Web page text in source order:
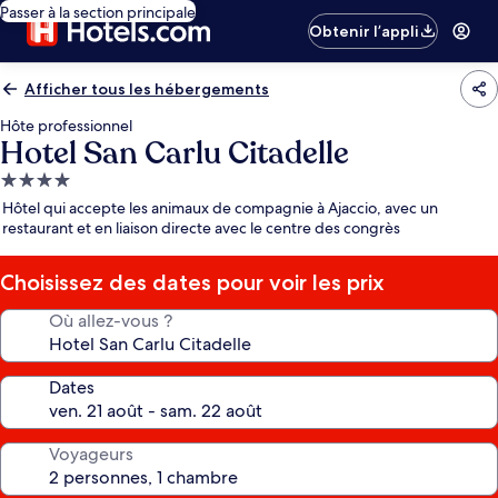
Passer à la section principale
Obtenir l’appli
Afficher tous les hébergements
Hôte professionnel
Hotel San Carlu Citadelle
Hébergement
4.0 étoiles
Hôtel qui accepte les animaux de compagnie à Ajaccio, avec un
restaurant et en liaison directe avec le centre des congrès
Choisissez des dates pour voir les prix
Où allez-vous ?
Dates
Voyageurs